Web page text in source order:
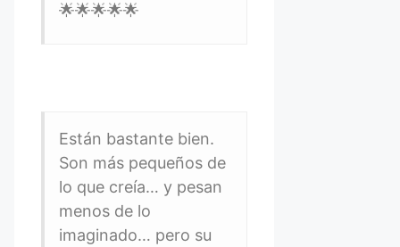
🌟🌟🌟🌟🌟
Están bastante bien.
Son más pequeños de
lo que creía… y pesan
menos de lo
imaginado… pero su